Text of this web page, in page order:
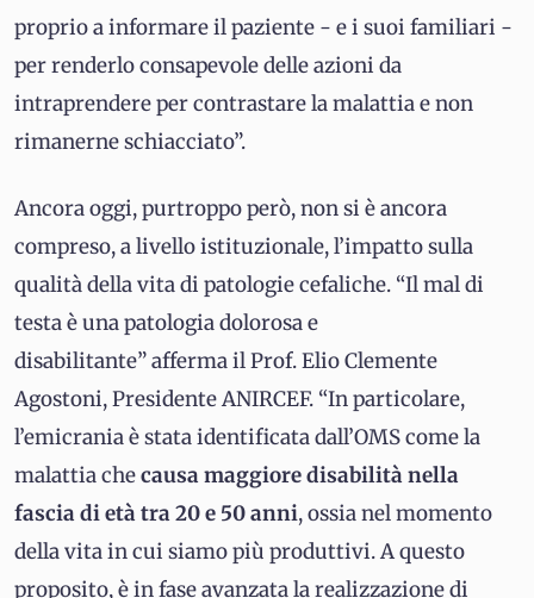
proprio a informare il paziente - e i suoi familiari -
per renderlo consapevole delle azioni da
intraprendere per contrastare la malattia e non
rimanerne schiacciato”.
Ancora oggi, purtroppo però, non si è ancora
compreso, a livello istituzionale, l’impatto sulla
qualità della vita di patologie cefaliche. “Il mal di
testa è una patologia dolorosa e
disabilitante” afferma il Prof. Elio Clemente
Agostoni, Presidente ANIRCEF. “In particolare,
l’emicrania è stata identificata dall’OMS come la
malattia checausa maggiore disabilità nella
fascia di età tra 20 e 50 anni, ossia nel momento
della vita in cui siamo più produttivi. A questo
proposito, è in fase avanzata la realizzazione di